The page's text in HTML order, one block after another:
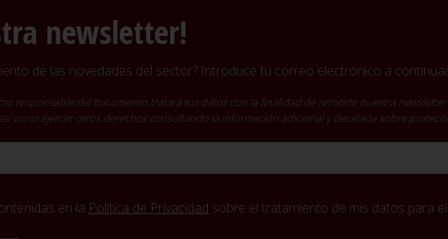
newsletter!
de las novedades del sector? Introduce tu correo electrónico a
como responsable del tratamiento tratará tus datos con la finalidad de remitirte nuestra
como ejercer otros derechos consultando la información adicional y detallada sobre
en la Política de Privacidad sobre el tratamiento de mis datos para